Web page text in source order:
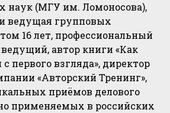
наук (МГУ им. Ломоносова),
ведущая групповых
16 лет, профессиональный
ведущий, автор книги «Как
первого взгляда», директор
«Авторский Тренинг»,
приёмов делового
применяемых в российских